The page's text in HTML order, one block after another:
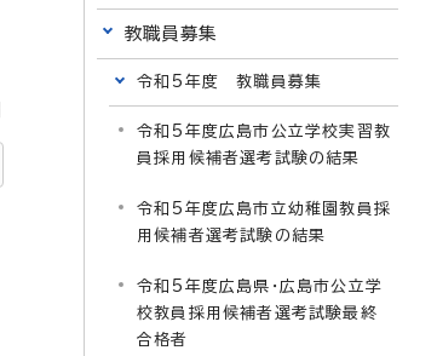
教職員募集
令和5年度 教職員募集
令和5年度広島市公立学校実習教
員採用候補者選考試験の結果
令和5年度広島市立幼稚園教員採
用候補者選考試験の結果
令和5年度広島県・広島市公立学
校教員採用候補者選考試験最終
合格者